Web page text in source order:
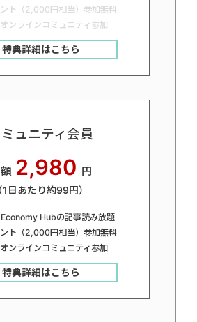
ト（2,000円相当）参加無料
ンラインコミュニティ参加
特典詳細はこちら
ュニティ会員
2,980 円
1日あたり約99円）
Hubの記事読み放題
ト（2,000円相当）参加無料
ンラインコミュニティ参加
特典詳細はこちら